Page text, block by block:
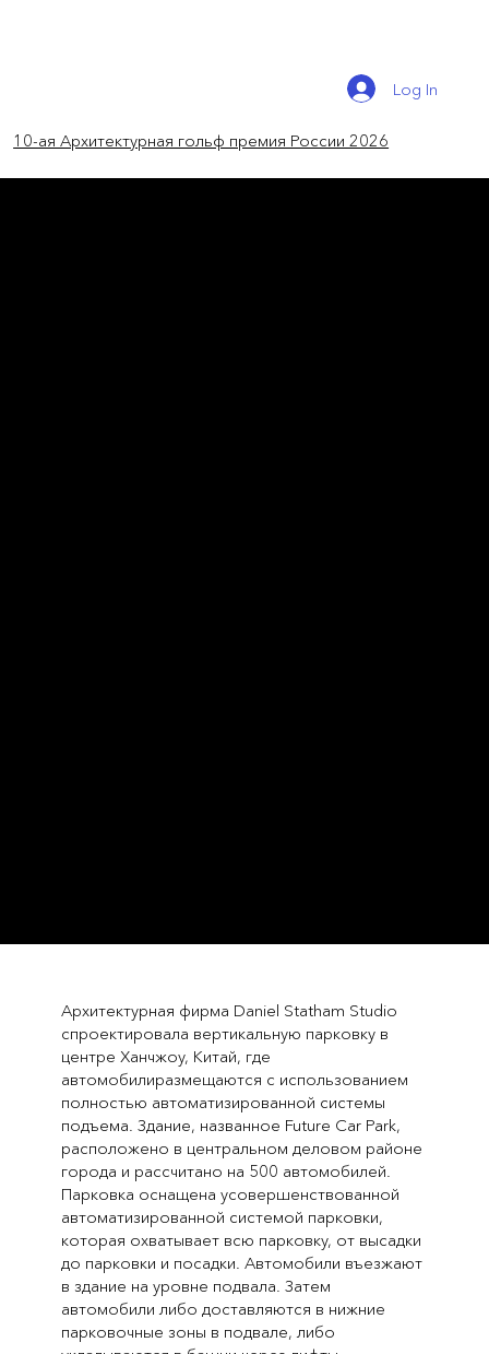
Log In
Архитектурная фирма Daniel Statham Studio
спроектировала вертикальную парковку в
центре Ханчжоу, Китай, где
автомобилиразмещаются с использованием
полностью автоматизированной системы
подъема. Здание, названное Future Car Park,
расположено в центральном деловом районе
города и рассчитано на 500 автомобилей.
Парковка оснащена усовершенствованной
автоматизированной системой парковки,
которая охватывает всю парковку, от высадки
до парковки и посадки. Автомобили въезжают
в здание на уровне подвала. Затем
автомобили либо доставляются в нижние
парковочные зоны в подвале, либо
10-ая Архитектурная гольф премия России 2026